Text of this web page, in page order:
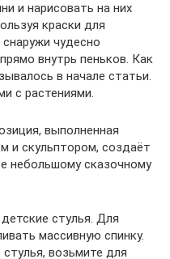
и нарисовать на них
краски для
чудесно
внутрь пеньков. Как
в начале статьи.
с растениями.
выполненная
и скульптором, создаёт
небольшому сказочному
стулья. Для
массивную спинку.
возьмите для